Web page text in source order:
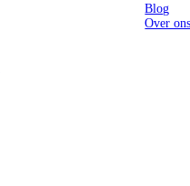
Blog
Over ons